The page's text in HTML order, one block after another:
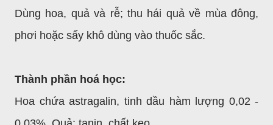
Dùng hoa, quả và rễ; thu hái quả về mùa đông,
phơi hoặc sấy khô dùng vào thuốc sắc.
Thành phần hoá học:
Hoa chứa astragalin, tinh dầu hàm lượng 0,02 -